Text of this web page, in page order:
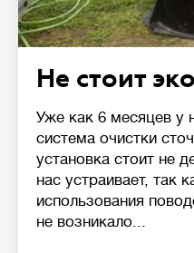
Не стоит
Уже как 6 месяцев у
система очистки
установка стоит не
нас устраивает, так
использования
не возникало...